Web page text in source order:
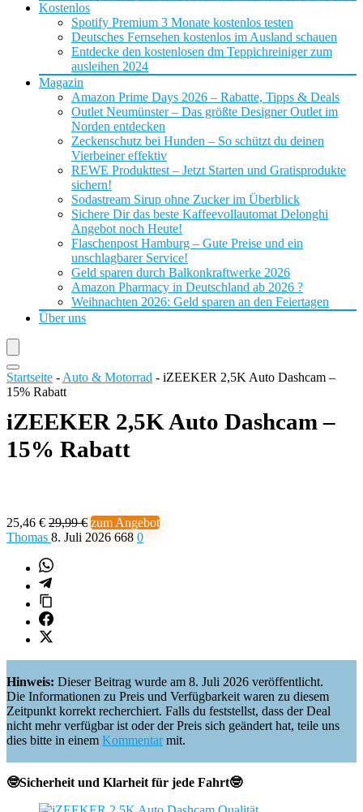
Kostenlos
Spotify Premium 3 Monate kostenlos testen
Deutsches Fernsehen kostenlos im Ausland schauen
Entdecke den kostenlosen dm Teppichreiniger zum
ausleihen 2024
Magazin
Amazon Prime Days 2026 – Rabatte, Tipps & Deals
Outlet Neumünster – Das größte Designer Outlet im
Norden entdecken
Zeckenschutz bei Hunden – So schützt du deinen
Vierbeiner effektiv
REWE Produkttest – Jetzt Starten und Gratisprodukte
sichern!
Sodastream Sirup ohne Zucker im Überblick
Sichere Dir das beste Kaffeevollautomat Delonghi
Angebot noch Heute!
Flaschenpost Hamburg – Gute Preise und ein
unschlagbarer Service!
Geld sparen durch Balkonkraftwerke 2026
Amazon Pharmacy in Deutschland ab 2026 ?
Weihnachten 2026: Geld sparen an den Feiertagen
Über uns
Startseite - Auto & Motorrad - iZEEKER 2,5K Auto Dashcam –
15% Rabatt
iZEEKER 2,5K Auto Dashcam –
15% Rabatt
25,46 € 29,99 € zum Angebot
Thomas 8. Juli 2026 668 0
Hinweis: Dieser Beitrag wurde am 8. Juli 2026 veröffentlicht.
Die Informationen zu Preis und Verfügbarkeit waren zu diesem
Zeitpunkt korrekt recherchiert. Falls du feststellst, dass der Deal
nicht mehr verfügbar ist oder der Preis sich geändert hat, teile uns
dies bitte in einem Kommentarmit.
🤓Sicherheit und Klarheit für jede Fahrt🤓